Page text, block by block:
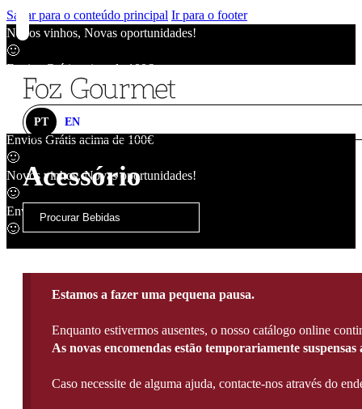
Saltar para o conteúdo principal Ir para o footer
Novos vinhos, Novas oportunidades!
🙂
Envios Grátis acima de 100€
Novos vinhos, Novas oportunidades!
Envios Grátis acima de 100€
🙂
Novos vinhos, Novas oportunidades!
🙂
Envios Grátis acima de 100€
🙂
PT EN
Acessório
Estamos a fazer uma pequena pausa.
Enquanto estivermos ausentes, o nosso catálogo online
As novas encomendas estão temporariamente suspensas
Caso necessite de alguma ajuda, contacte-nos através do